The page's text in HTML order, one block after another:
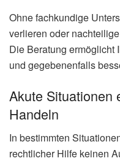
Ohne fachkundige
verlieren oder
Die Beratung ermöglicht
und gegebenenfalls
Akute Situationen
Handeln
In bestimmten
rechtlicher Hilfe keinen